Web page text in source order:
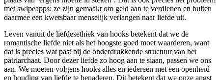
met swipeapps: ze zijn gemaakt om geld aan te verdienen en buiten
daarmee een kwetsbaar menselijk verlangen naar liefde uit.
Leven vanuit de liefdesethiek van hooks betekent dat we de
romantische liefde niet als het hoogste goed moet waarderen, want
dat is precies wat past bij de onderdrukkende structuur van het
patriarchaat. Door dezer liefde zo hoog aan te slaan, passen we ons
aan. We moeten volgens hooks alles en iedereen met een openheid
en houding van liefde te benaderen. Dit betekent dat we onze angst